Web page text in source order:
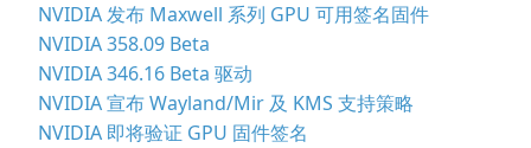
NVIDIA 发布 Maxwell 系列 GPU 可用签名固件
NVIDIA 358.09 Beta
NVIDIA 346.16 Beta 驱动
NVIDIA 宣布 Wayland/Mir 及 KMS 支持策略
NVIDIA 即将验证 GPU 固件签名